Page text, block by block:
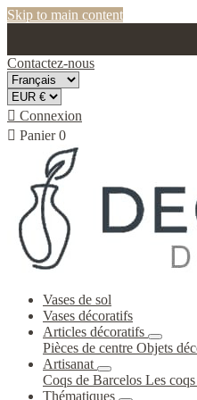
Skip to main content
Contactez-nous
 Connexion
 Panier 0
Vases de sol
Vases décoratifs
Articles décoratifs
Pièces de centre Objets
Artisanat
Coqs de Barcelos Les
Thématiques